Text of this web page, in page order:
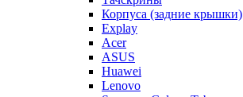
Корпуса (задние крышки)
Explay
Acer
ASUS
Huawei
Lenovo